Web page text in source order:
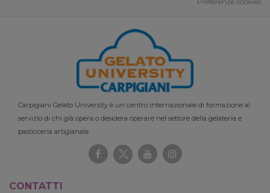
Carpigiani Gelato University è un centro internazionale di formazione al
servizio di chi già opera o desidera operare nel settore della gelateria e
pasticceria artigianale.
CONTATTI